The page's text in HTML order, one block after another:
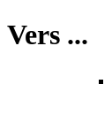
Vers ...